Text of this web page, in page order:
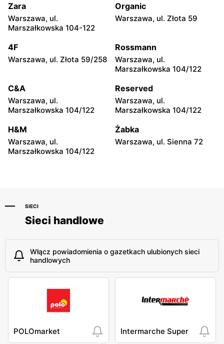
Carrefour Express
Warszawa, ul. Mokotowska
Carrefour Express
Carrefour Express Carrefour Express
Warszawa, ul. Solec 81
Carrefour Express
Warszawa, ul. Wąski Dunaj
10
Carrefour Express
Warszawa, ul. Grójecka 34
Carrefour Express
Warszawa, ul. Mordechaja
Anielewicza 2
Carrefour Express
Warszawa al. Jana Pawła II
Zara
Warszawa, ul.
Marszałkowska 104-122
Organic
Warszawa, ul. Złota 59
4F
Warszawa, ul. Złota 59/258
Rossmann
Warszawa, ul.
Marszałkowska 104/122
C&A
Warszawa, ul.
Marszałkowska 104/122
Reserved
Warszawa, ul.
Marszałkowska 104/122
H&M
Warszawa, ul.
Marszałkowska 104/122
Żabka
Warszawa, ul. Sienna 72
SIECI
Sieci handlowe
Włącz powiadomienia o gazetkach ulubionych sieci
handlowych
POLOmarket Intermarche Super